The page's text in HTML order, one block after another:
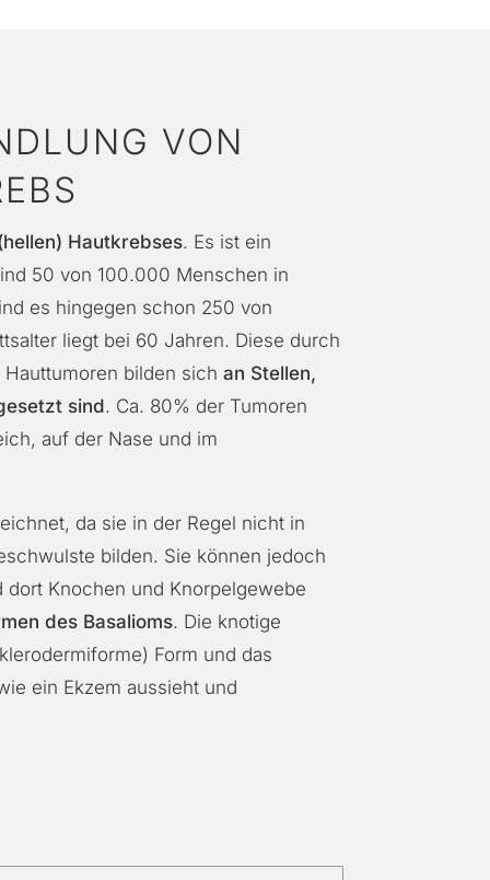
VON
Hautkrebses. Es ist ein
50 von 100.000 Menschen in
es hingegen schon 250 von
liegt bei 60 Jahren. Diese durch
Hauttumoren bilden sichan Stellen,
sind. Ca. 80% der Tumoren
auf der Nase und im
da sie in der Regel nicht in
bilden. Sie können jedoch
Knochen und Knorpelgewebe
des Basalioms. Die knotige
Form und das
ein Ekzem aussieht und